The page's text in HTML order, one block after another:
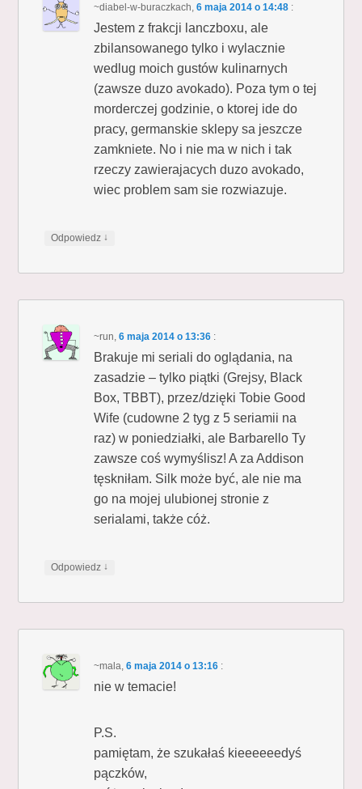
~diabel-w-buraczkach,6 maja 2014 o 14:48 :
Jestem z frakcji lanczboxu, ale
zbilansowanego tylko i wylacznie
wedlug moich gustów kulinarnych
(zawsze duzo avokado). Poza tym o tej
morderczej godzinie, o ktorej ide do
pracy, germanskie sklepy sa jeszcze
zamkniete. No i nie ma w nich i tak
rzeczy zawierajacych duzo avokado,
wiec problem sam sie rozwiazuje.
Odpowiedz ↓
~run,6 maja 2014 o 13:36 :
Brakuje mi seriali do oglądania, na
zasadzie – tylko piątki (Grejsy, Black
Box, TBBT), przez/dzięki Tobie Good
Wife (cudowne 2 tyg z 5 seriamii na
raz) w poniedziałki, ale Barbarello Ty
zawsze coś wymyślisz! A za Addison
tęskniłam. Silk może być, ale nie ma
go na mojej ulubionej stronie z
serialami, także cóż.
Odpowiedz ↓
~mala,6 maja 2014 o 13:16 :
nie w temacie!
P.S.
pamiętam, że szukałaś kieeeeeedyś
pączków,